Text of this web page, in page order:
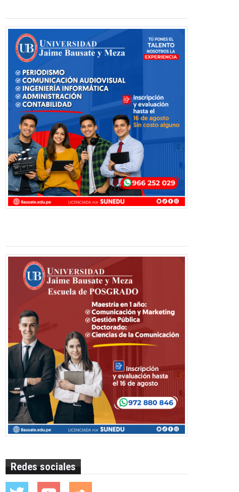
Redes sociales